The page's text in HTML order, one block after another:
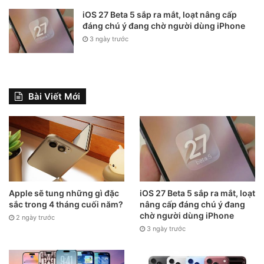
nhất trong giới công nghệ, vừa đăng tải một Email được cho
là của Apple gửi đến các nhà mạng đối tác. Trong Email
này, Apple có đề cập đến chiếc iPhone 12 hoàn toàn mới và
trải nghiệm 5G của khách hàng. Bên cạnh đó Apple còn nói
đặt trước iPhone mới trong 2 tuần trước khi bán ra sản
phẩm. Như vậy, ngày ra mắt iPhone 12 sẽ trước đó khoảng 1
– 2 tuần, nghĩa là khoảng từ ngày 06/10 đến 13/10.
iOS 27 Beta 5 sắp ra mắt, loạt nâng cấp
đáng chú ý đang chờ người dùng iPhone
3 ngày trước
Bài Viết Mới
Apple sẽ tung những gì đặc
sắc trong 4 tháng cuối năm?
2 ngày trước
iOS 27 Beta 5 sắp ra mắt, loạt
nâng cấp đáng chú ý đang
chờ người dùng iPhone
3 ngày trước